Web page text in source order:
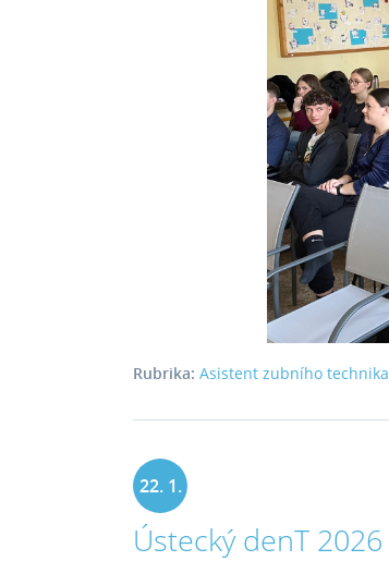
Rubrika: Asistent zubního technika
22. 1.
2026
Ústecký denT 2026